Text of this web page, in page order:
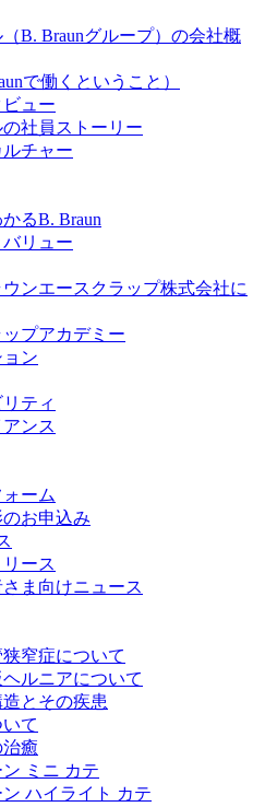
E-Shopのご案内など販売店さ
です。
ご質問をお送りください。
B. Braunグループ）の会社概
で働くということ）
ュー
社員ストーリー
チャー
るB. Braun
リュー
ウンエースクラップ株式会社に
プアカデミー
ン
ティ
ンス
ーム
お申込み
ース
ま向けニュース
窄症について
ルニアについて
とその疾患
て
癒
ミニ カテ
ハイライト カテ